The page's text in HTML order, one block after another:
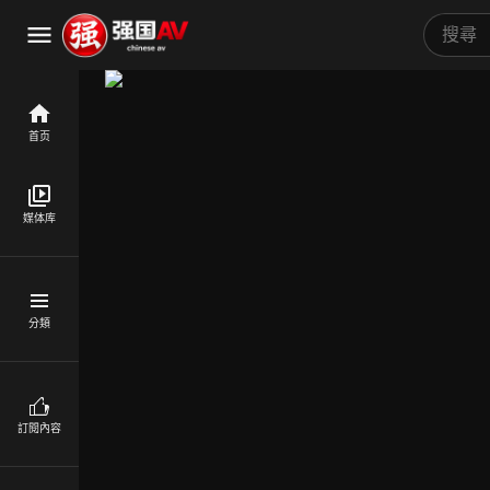
首页
媒体库
分類
訂閱內容